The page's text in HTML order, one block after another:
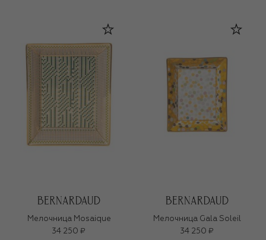
Мелочница Mosaique
34 250 ₽
Мелочница Gala Soleil
34 250 ₽